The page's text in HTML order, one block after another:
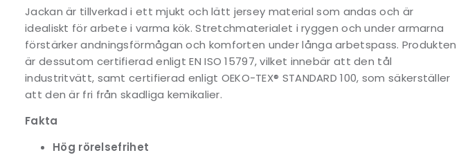
Jackan är tillverkad i ett mjukt och lätt jersey material som andas och är
idealiskt för arbete i varma kök. Stretchmaterialet i ryggen och under armarna
förstärker andningsförmågan och komforten under långa arbetspass. Produkten
är dessutom certifierad enligt EN ISO 15797, vilket innebär att den tål
industritvätt, samt certifierad enligt OEKO-TEX® STANDARD 100, som säkerställer
att den är fri från skadliga kemikalier.
Fakta
Hög rörelsefrihet